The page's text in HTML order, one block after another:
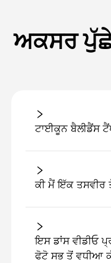
ਅਕਸਰ ਪੁੱਛੇ
ਟਾਈਕੂਨ ਬੈਲੀਡੈਂਸ
ਕੀ ਮੈਂ ਇੱਕ ਤਸਵੀਰ
ਇਸ ਡਾਂਸ ਵੀਡੀਓ
ਫੋਟੋ ਸਭ ਤੋਂ ਵਧੀਆ